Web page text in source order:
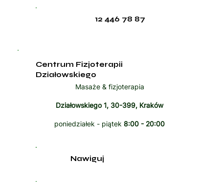
12 446 78 87
Centrum Fizjoterapii
Działowskiego
Masaże & fizjoterapia
Działowskiego 1, 30-399, Kraków
poniedziałek - piątek 8:00 - 20:00
Nawiguj